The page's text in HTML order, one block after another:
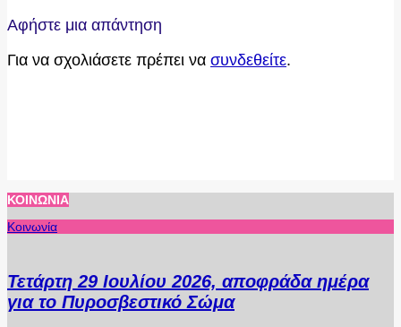
2015-
10
Αφήστε μια απάντηση
Για να σχολιάσετε πρέπει να συνδεθείτε.
ΚΟΙΝΩΝΊΑ
Κοινωνία
Τετάρτη 29 Ιουλίου 2026, αποφράδα ημέρα
για το Πυροσβεστικό Σώμα